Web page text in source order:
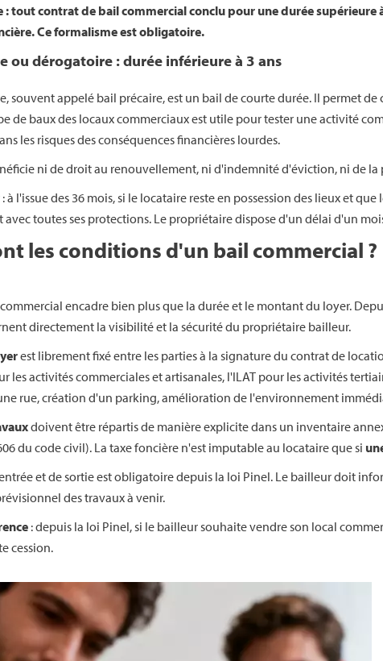
: tout contrat de bail commercial conclu pour une durée
Ce formalisme est obligatoire.
ou dérogatoire : durée inférieure à 3 ans
souvent appelé bail précaire, est un bail de courte durée. Il permet
de baux des locaux commerciaux est utile pour tester une activité
les risques des conséquences financières lourdes.
ni de droit au renouvellement, ni d'indemnité d'éviction, ni de la
l'issue des 36 mois, si le locataire reste en possession des lieux et
toutes ses protections. Le propriétaire dispose d'un délai d'un
les conditions d'un bail commercial ?
encadre bien plus que la durée et le montant du loyer.
directement la visibilité et la sécurité du propriétaire bailleur.
est librement fixé entre les parties à la signature du contrat de
les activités commerciales et artisanales, l'ILAT pour les activités
rue, création d'un parking, amélioration de l'environnement
doivent être répartis de manière explicite dans un inventaire
du code civil). La taxe foncière n'est imputable au locataire que si
et de sortie est obligatoire depuis la loi Pinel. Le bailleur doit
des travaux à venir.
: depuis la loi Pinel, si le bailleur souhaite vendre son local
cession.